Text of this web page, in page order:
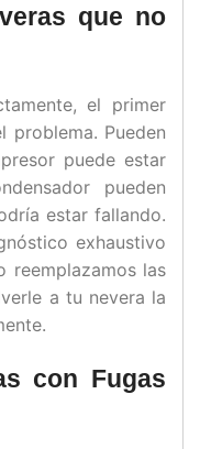
que no
el primer
problema. Pueden
puede estar
pueden
estar fallando.
exhaustivo
reemplazamos las
a tu nevera la
con Fugas